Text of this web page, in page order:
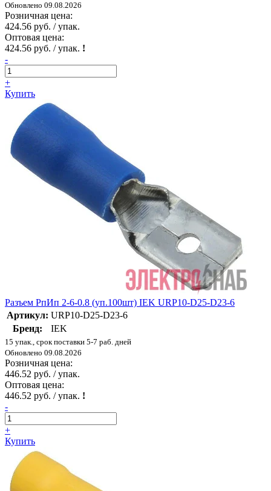
Обновлено 09.08.2026
Розничная цена:
424.56 руб. / упак.
Оптовая цена:
424.56 руб. / упак. !
-
+
Купить
Разъем РпИп 2-6-0.8 (уп.100шт) IEK URP10-D25-D23-6
Артикул: URP10-D25-D23-6
Бренд:
IEK
15 упак., срок поставки 5-7 раб. дней
Обновлено 09.08.2026
Розничная цена:
446.52 руб. / упак.
Оптовая цена:
446.52 руб. / упак. !
-
+
Купить